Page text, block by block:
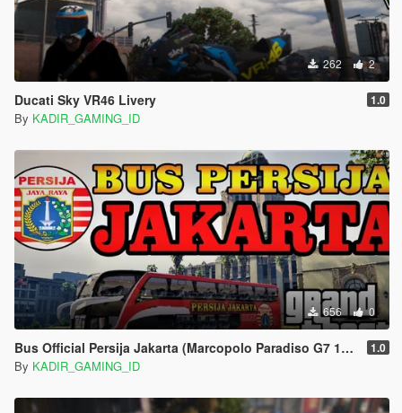
262 2
Ducati Sky VR46 Livery 1.0
By KADIR_GAMING_ID
656 0
Bus Official Persija Jakarta (Marcopolo Paradiso G7 1800 DD) 1.0
By KADIR_GAMING_ID